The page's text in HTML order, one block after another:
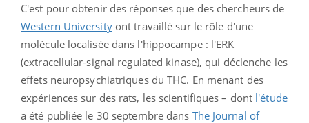
C'est pour obtenir des réponses que des chercheurs de
Western Universityont travaillé sur le rôle d'une
molécule localisée dans l'hippocampe : l'ERK
(extracellular-signal regulated kinase), qui déclenche les
effets neuropsychiatriques du THC. En menant des
expériences sur des rats, les scientifiques – dont l'étude
a été publiée le 30 septembre dans The Journal of